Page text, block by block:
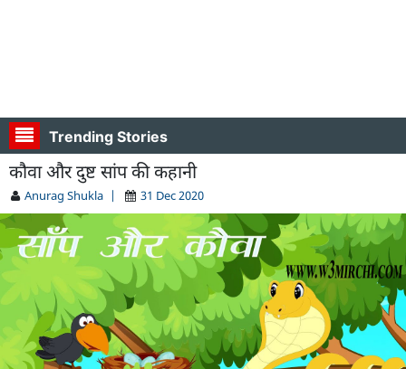
Trending Stories
कौवा और दुष्ट सांप की कहानी
Anurag Shukla | 31 Dec 2020